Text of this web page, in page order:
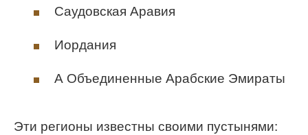
Саудовская Аравия
Иордания
А Объединенные Арабские Эмираты
Эти регионы известны своими пустынями: